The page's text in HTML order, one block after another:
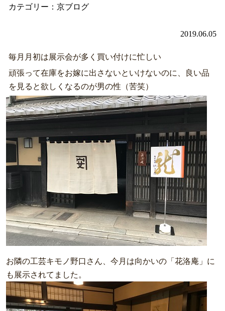
カテゴリー：京ブログ
2019.06.05
毎月月初は展示会が多く買い付けに忙しい
頑張って在庫をお嫁に出さないといけないのに、良い品
を見ると欲しくなるのが男の性（苦笑）
お隣の工芸キモノ野口さん、今月は向かいの「花洛庵」に
も展示されてました。